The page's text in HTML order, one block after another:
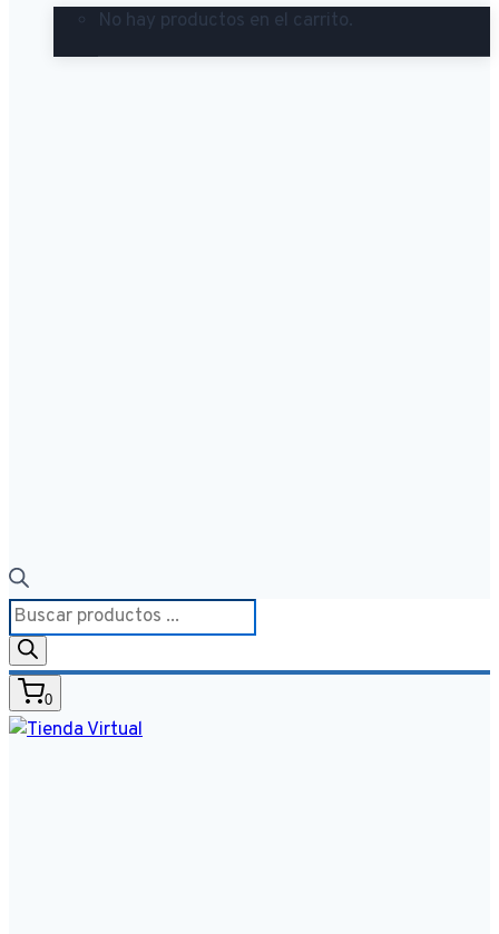
No hay productos en el carrito.
Búsqueda
de
productos
0